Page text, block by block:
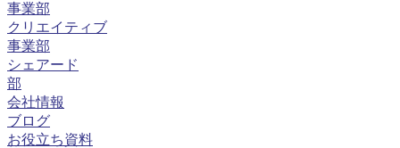
事業部
クリエイティブ
事業部
シェアード
部
会社情報
ブログ
お役立ち資料